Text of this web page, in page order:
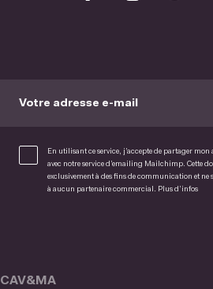
Votre adresse e-mail
En utilisant ce service, j’accepte de partager mon
avec notre service d’emailing Mailchimp. Cette
exclusivement à des fins de communication et ne
à aucun partenaire commercial. Plus d’infos
CAV&MA